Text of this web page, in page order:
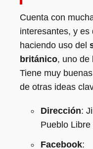
Cuenta con
interesantes, y
haciendo uso del
británico, uno de
Tiene muy
de otras ideas
Dirección:
Pueblo
Facebook: